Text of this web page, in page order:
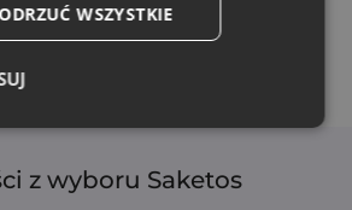
z wyboru Saketos
ODRZUĆ WSZYSTKIE